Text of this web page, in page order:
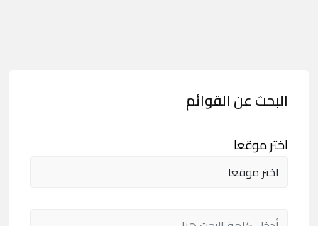
البحث عن القوائم
اختر موقعا